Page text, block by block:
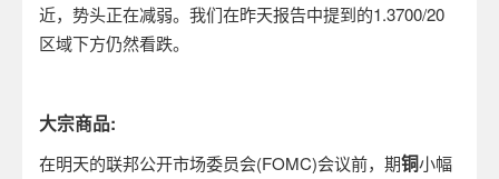
近，势头正在减弱。我们在昨天报告中提到的1.3700/20
区域下方仍然看跌。
大宗商品:
在明天的联邦公开市场委员会(FOMC)会议前，期铜小幅